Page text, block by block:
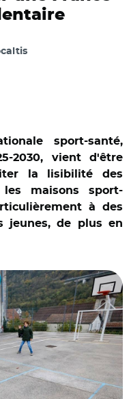
sport-santé,
2030, vient d'être
la lisibilité des
maisons sport-
à des
jeunes, de plus en